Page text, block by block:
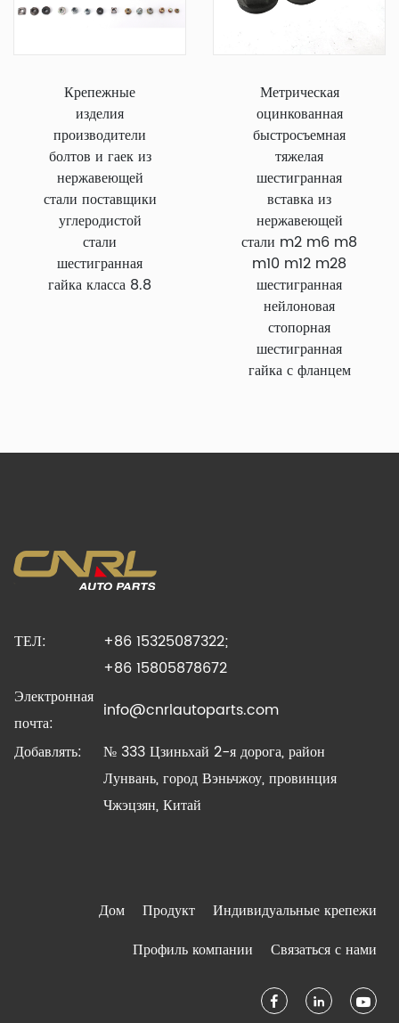
Крепежные
изделия
производители
болтов и гаек из
нержавеющей
стали поставщики
углеродистой
стали
шестигранная
гайка класса 8.8
Метрическая
оцинкованная
быстросъемная
тяжелая
шестигранная
вставка из
нержавеющей
стали m2 m6 m8
m10 m12 m28
шестигранная
нейлоновая
стопорная
шестигранная
гайка с фланцем
ТЕЛ:
+86 15325087322;
+86 15805878672
Электронная
почта:
info@cnrlautoparts.com
Добавлять:
№ 333 Цзиньхай 2-я дорога, район
Лунвань, город Вэньчжоу, провинция
Чжэцзян, Китай
Дом Продукт
Индивидуальные крепежи
Профиль компании
Связаться с нами